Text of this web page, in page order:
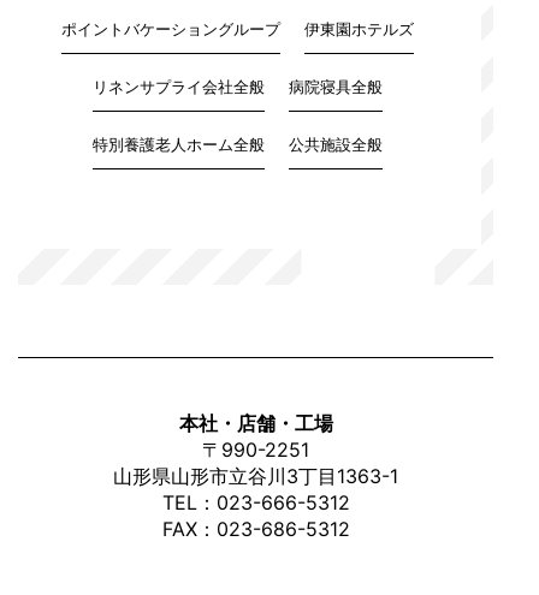
ポイントバケーショングループ 伊東園ホテルズ
リネンサプライ会社全般 病院寝具全般
特別養護老人ホーム全般 公共施設全般
本社・店舗・工場
〒 990-2251
山形県山形市立谷川3丁目1363-1
TEL： 023-666-5312
FAX：023-686-5312